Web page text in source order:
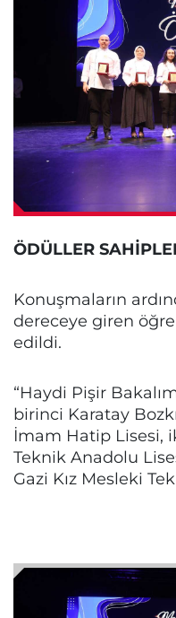
ÖDÜLLER
Konuşmaların
dereceye giren
edildi.
“Haydi Pişir
birinci Karatay
İmam Hatip Lisesi,
Teknik Anadolu
Gazi Kız Mesleki